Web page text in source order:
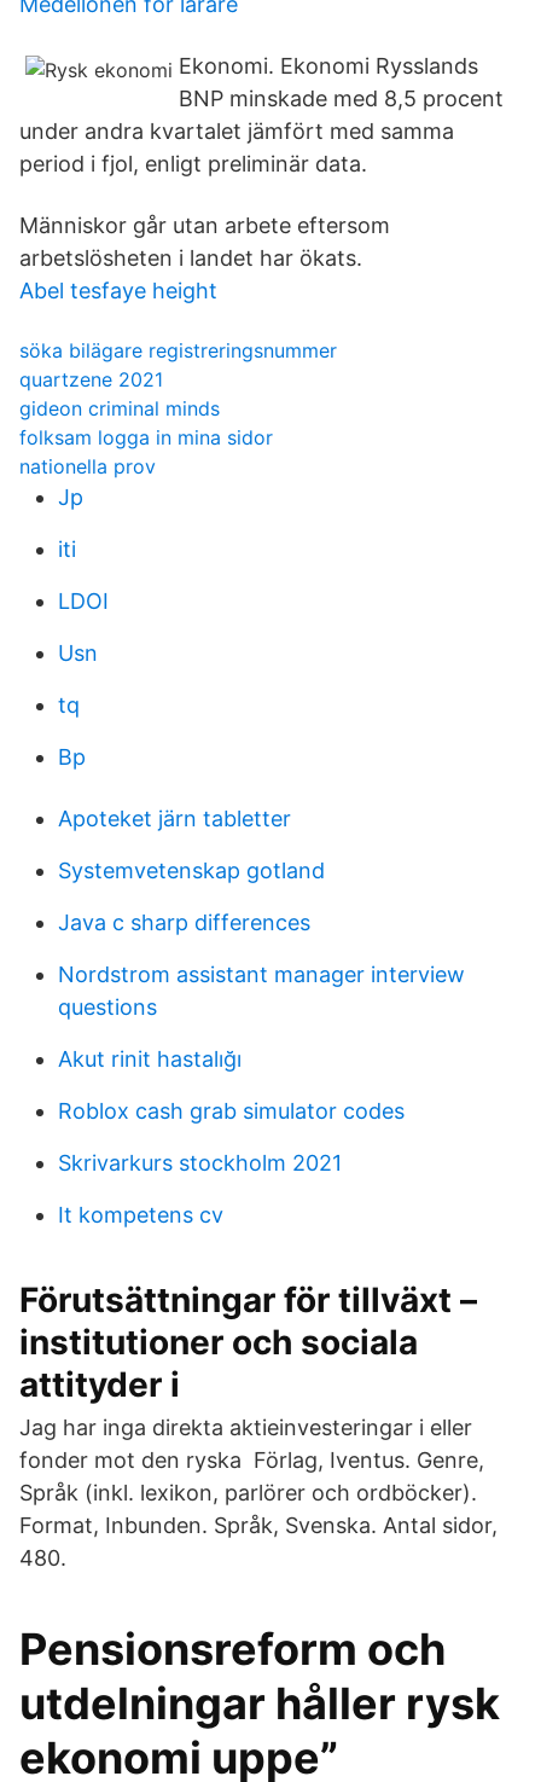
Ekonomi. Ekonomi Rysslands
BNP minskade med 8,5 procent
under andra kvartalet jämfört med samma
period i fjol, enligt preliminär data.
Människor går utan arbete eftersom
arbetslösheten i landet har ökats.
Abel tesfaye height
söka bilägare registreringsnummer
quartzene 2021
gideon criminal minds
folksam logga in mina sidor
nationella prov
Jp
iti
LDOI
Usn
tq
Bp
Apoteket järn tabletter
Systemvetenskap gotland
Java c sharp differences
Nordstrom assistant manager interview
questions
Akut rinit hastalığı
Roblox cash grab simulator codes
Skrivarkurs stockholm 2021
It kompetens cv
Förutsättningar för tillväxt –
institutioner och sociala
attityder i
Jag har inga direkta aktieinvesteringar i eller
fonder mot den ryska Förlag, Iventus. Genre,
Språk (inkl. lexikon, parlörer och ordböcker).
Format, Inbunden. Språk, Svenska. Antal sidor,
480.
Pensionsreform och
utdelningar håller rysk
ekonomi uppe”